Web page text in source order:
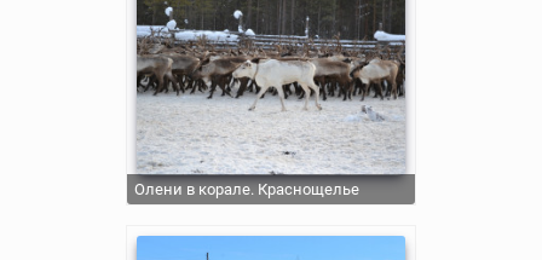
Олени в корале. Краснощелье